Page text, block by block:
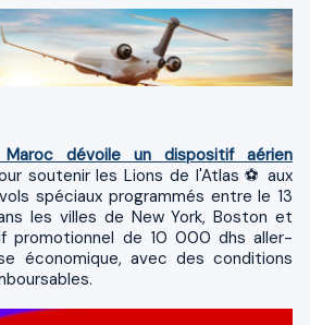
Maroc dévoile un dispositif aérien
soutenir les Lions de l'Atlas ⚽ aux
spéciaux programmés entre le 13
les villes de New York, Boston et
promotionnel de 10 000 dhs aller-
économique, avec des conditions